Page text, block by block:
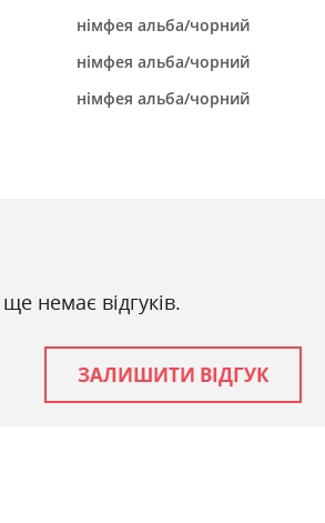
німфея альба/чорний
німфея альба/чорний
німфея альба/чорний
немає відгуків.
ЗАЛИШИТИ ВІДГУК